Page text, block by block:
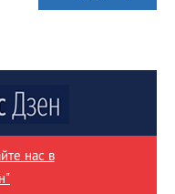
нас в